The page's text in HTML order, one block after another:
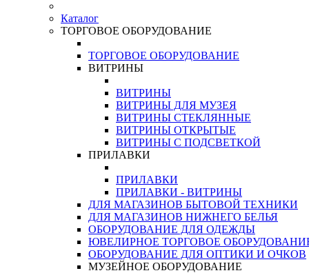
Каталог
ТОРГОВОЕ ОБОРУДОВАНИЕ
ТОРГОВОЕ ОБОРУДОВАНИЕ
ВИТРИНЫ
ВИТРИНЫ
ВИТРИНЫ ДЛЯ МУЗЕЯ
ВИТРИНЫ СТЕКЛЯННЫЕ
ВИТРИНЫ ОТКРЫТЫЕ
ВИТРИНЫ С ПОДСВЕТКОЙ
ПРИЛАВКИ
ПРИЛАВКИ
ПРИЛАВКИ - ВИТРИНЫ
ДЛЯ МАГАЗИНОВ БЫТОВОЙ ТЕХНИКИ
ДЛЯ МАГАЗИНОВ НИЖНЕГО БЕЛЬЯ
ОБОРУДОВАНИЕ ДЛЯ ОДЕЖДЫ
ЮВЕЛИРНОЕ ТОРГОВОЕ
ОБОРУДОВАНИЕ ДЛЯ ОПТИКИ И ОЧКОВ
МУЗЕЙНОЕ ОБОРУДОВАНИЕ